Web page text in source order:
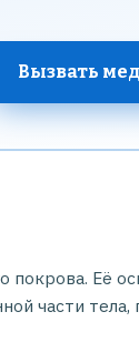
Вызвать
покрова. Её
части тела,